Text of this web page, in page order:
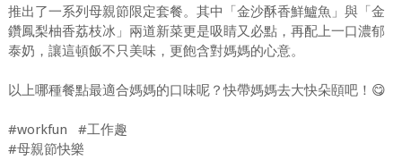
推出了一系列母親節限定套餐。其中「金沙酥香鮮鱸魚」與「金
鑽鳳梨柚香荔枝冰」兩道新菜更是吸睛又必點，再配上一口濃郁
泰奶，讓這頓飯不只美味，更飽含對媽媽的心意。
以上哪種餐點最適合媽媽的口味呢？快帶媽媽去大快朵頤吧！😋
#workfun #工作趣
#母親節快樂